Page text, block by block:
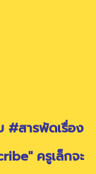
#สารพัดเรื่อง
ครูเล็กจะ